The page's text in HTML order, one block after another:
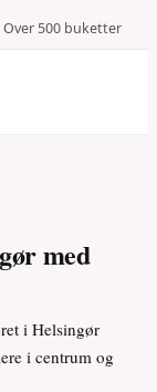
Over 500 buketter
med
i Helsingør
i centrum og